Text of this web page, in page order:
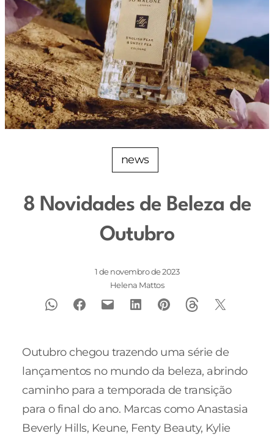
news
8 Novidades de Beleza de
Outubro
1 de novembro de 2023
Helena Mattos
Outubro chegou trazendo uma série de
lançamentos no mundo da beleza, abrindo
caminho para a temporada de transição
para o final do ano. Marcas como Anastasia
Beverly Hills, Keune, Fenty Beauty, Kylie